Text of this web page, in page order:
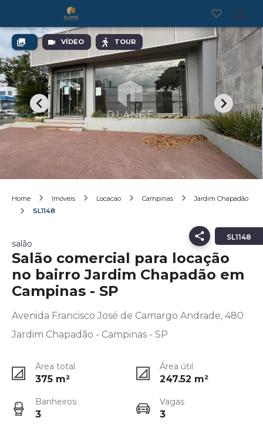
VÍDEO TOUR
Home Imóveis Locacao Campinas
Jardim Chapadão
SL1148
SL1148
salão
Salão comercial para locação
no bairro Jardim Chapadão em
Campinas - SP
Avenida Francisco José de Camargo Andrade, 480
Jardim Chapadão - Campinas - SP
Área total
375 m²
Área útil
247.52 m²
Banheiros
3
Vagas
3